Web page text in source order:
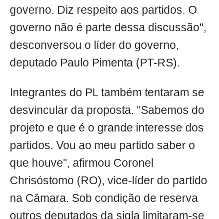
governo. Diz respeito aos partidos. O
governo não é parte dessa discussão",
desconversou o líder do governo,
deputado Paulo Pimenta (PT-RS).
Integrantes do PL também tentaram se
desvincular da proposta. "Sabemos do
projeto e que é o grande interesse dos
partidos. Vou ao meu partido saber o
que houve", afirmou Coronel
Chrisóstomo (RO), vice-líder do partido
na Câmara. Sob condição de reserva
outros deputados da sigla limitaram-se